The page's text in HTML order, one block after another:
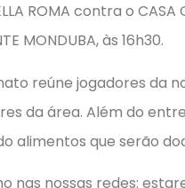
ROMA contra o CASA
MONDUBA, às 16h30.
reúne jogadores da
da área. Além do
alimentos que serão
nas nossas redes: